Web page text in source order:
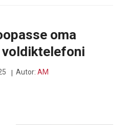
oma
voldiktelefoni
Autor: AM